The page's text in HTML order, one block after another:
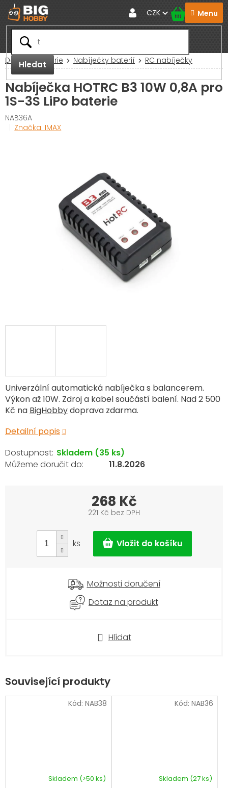
Přejít
na
obsah
Hledat
CZK
Domů Baterie Nabíječky baterií RC nabíječky
Nabíječka HOTRC B3 10W 0,8A pro
1S-3S LiPo baterie
NAB36A
Značka: IMAX
Univerzální automatická nabíječka s balancerem.
Výkon až 10W. Zdroj a kabel součástí balení. Nad 2 500
Kč na BigHobbydoprava zdarma.
Detailní popis
Hlídat
Skladem (35 ks)
11.8.2026
268 Kč
221 Kč bez DPH
cena:
ks
Možnosti doručení
Dotaz na produkt
Související produkty
Skladem (>50 ks)
Kód: NAB38
Skladem (27 ks)
Kód: NAB36